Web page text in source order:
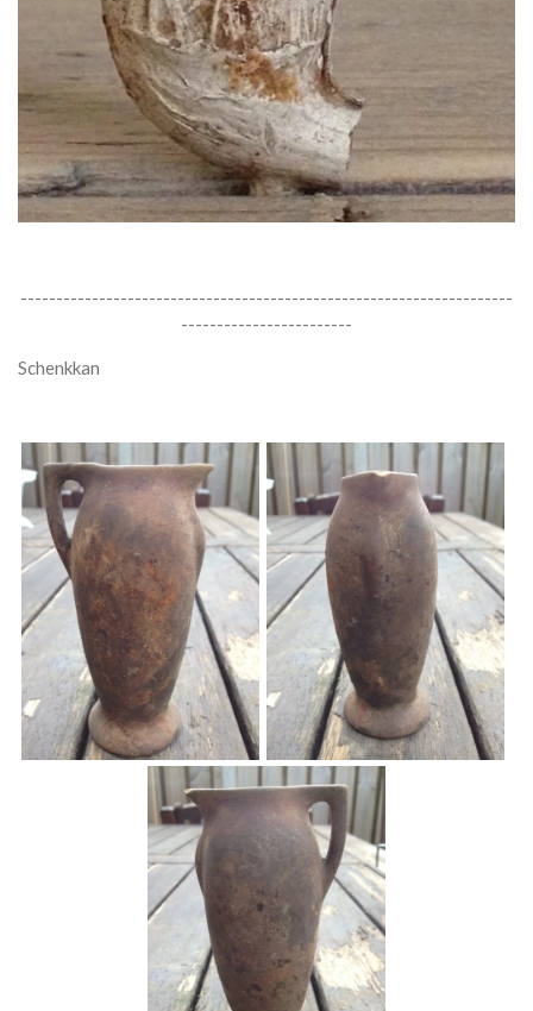
---------------------------------------------------------------------
------------------------
Schenkkan